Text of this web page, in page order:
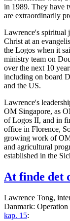
in 1989. They have
are extraordinarily
Lawrence's spiritual
Christ at an
the Logos when it
ministry team on
over the next 10
including on board
and the US.
Lawrence's
OM Singapore, as
of Logos II, and in
office in Florence,
growing work of
and agricultural
established in the
At finde det
Lawrence Tong,
Danmark: Operation
kap. 15: